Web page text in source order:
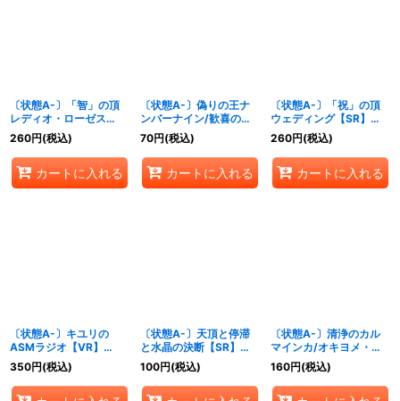
〔状態A-〕「智」の頂
レディオ・ローゼス
【SR】{24BD613/60}
《無》
260円(税込)
カートに入れる
〔状態A-〕偽りの王ナ
ンバーナイン/歓喜の歌
【VR】{24BD618/60}
《光》
70円(税込)
カートに入れる
〔状態A-〕「祝」の頂
ウェディング【SR】
{24BD612/60}《無》
260円(税込)
カートに入れる
〔状態A-〕キユリの
ASMラジオ【VR】
{24BD516/60}《自然》
350円(税込)
〔状態A-〕天頂と停滞
と水晶の決断【SR】
{24BD614/60}《無》
100円(税込)
〔状態A-〕清浄のカル
マインカ/オキヨメ・水
晶チャージャー【R】
{24BD530/60}《自
然》
160円(税込)